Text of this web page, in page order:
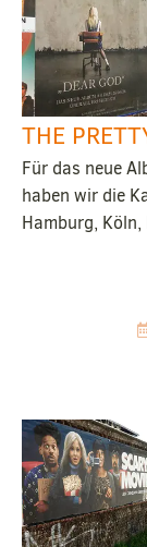
THE
Für das neue
haben wir die
Hamburg,